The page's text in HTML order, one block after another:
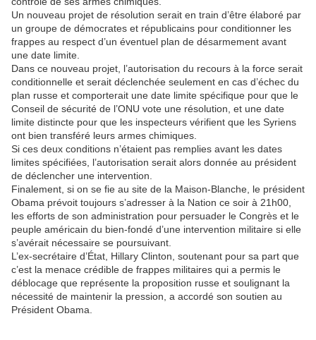
Un nouveau projet de résolution serait en train d’être élaboré par
un groupe de démocrates et républicains pour conditionner les
frappes au respect d’un éventuel plan de désarmement avant
une date limite.
Dans ce nouveau projet, l’autorisation du recours à la force serait
conditionnelle et serait déclenchée seulement en cas d’échec du
plan russe et comporterait une date limite spécifique pour que le
Conseil de sécurité de l’ONU vote une résolution, et une date
limite distincte pour que les inspecteurs vérifient que les Syriens
ont bien transféré leurs armes chimiques.
Si ces deux conditions n’étaient pas remplies avant les dates
limites spécifiées, l’autorisation serait alors donnée au président
de déclencher une intervention.
Finalement, si on se fie au site de la Maison-Blanche, le président
Obama prévoit toujours s’adresser à la Nation ce soir à 21h00,
les efforts de son administration pour persuader le Congrès et le
peuple américain du bien-fondé d’une intervention militaire si elle
s’avérait nécessaire se poursuivant.
L’ex-secrétaire d’État, Hillary Clinton, soutenant pour sa part que
c’est la menace crédible de frappes militaires qui a permis le
déblocage que représente la proposition russe et soulignant la
nécessité de maintenir la pression, a accordé son soutien au
Président Obama.